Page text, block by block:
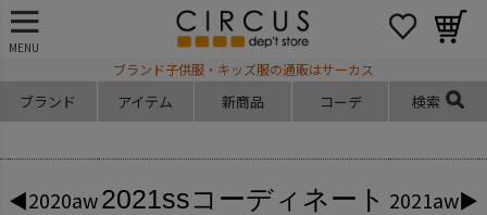
MENU
ブランド子供服・キッズ服の通販はサーカス
ブランド アイテム 新商品 コーデ 検索
◀2020aw2021ssコーディネート 2021aw▶